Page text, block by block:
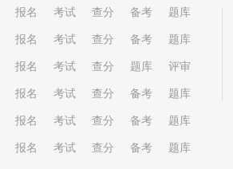
报名 考试 查分 备考 题库
报名 考试 查分 备考 题库
报名 考试 查分 题库 评审
报名 考试 查分 备考 题库
报名 考试 查分 备考 题库
报名 考试 查分 备考 题库